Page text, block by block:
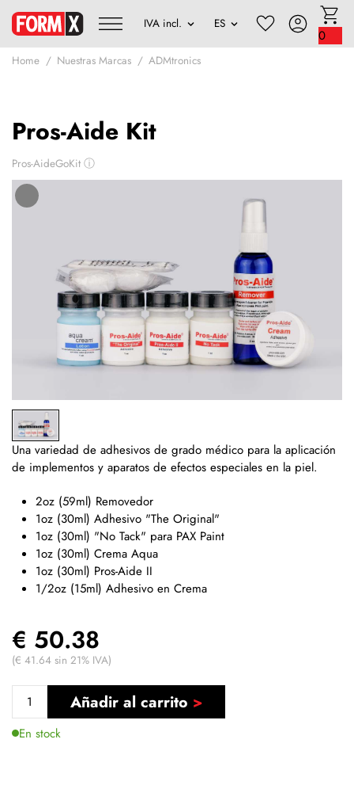
0
Home Nuestras Marcas ADMtronics
Pros-Aide Kit
Pros-AideGoKit ⓘ
Una variedad de adhesivos de grado médico para la aplicación
de implementos y aparatos de efectos especiales en la piel.
2oz (59ml) Removedor
1oz (30ml) Adhesivo "The Original"
1oz (30ml) "No Tack" para PAX Paint
1oz (30ml) Crema Aqua
1oz (30ml) Pros-Aide II
1/2oz (15ml) Adhesivo en Crema
€ 50.38
(€ 41.64 sin 21% IVA)
Añadir al carrito
En stock